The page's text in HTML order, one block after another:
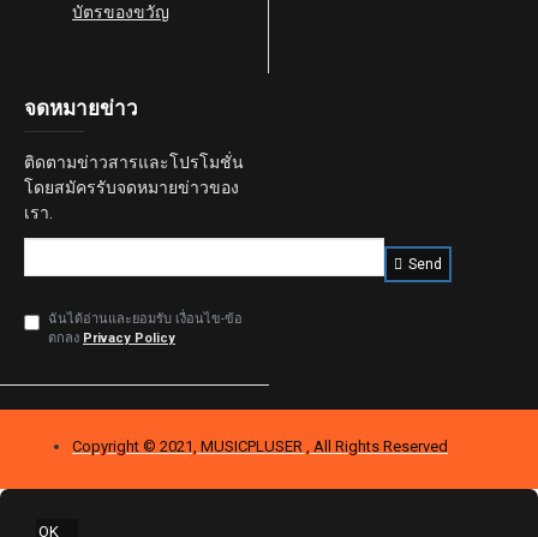
บัตรของขวัญ
จดหมายข่าว
ติดตามข่าวสารและโปรโมชั่น
โดยสมัครรับจดหมายข่าวของ
เรา.
Send
ฉันได้อ่านและยอมรับ เงื่อนไข-ข้อ
ตกลง Privacy Policy
Copyright © 2021, MUSICPLUSER , All Rights Reserved
OK